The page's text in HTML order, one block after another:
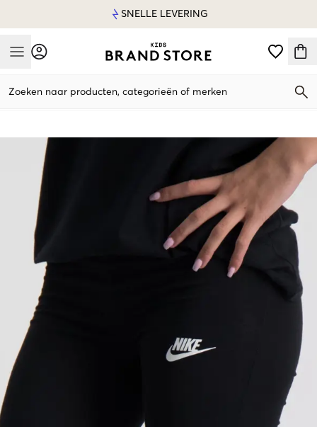
SNELLE LEVERING
Mobile Menu
Zoeken naar producten, categorieën of merken